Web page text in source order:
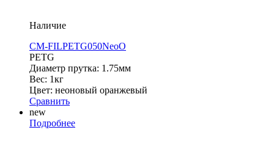
Наличие
CM-FILPETG050NeoO
PETG
Диаметр прутка: 1.75мм
Вес: 1кг
Цвет: неоновый оранжевый
Сравнить
new
Подробнее